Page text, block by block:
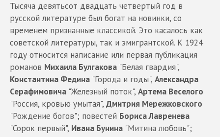
Тысяча девятьсот двадцать четвертый год в
русской литературе был богат на новинки, со
временем признанные классикой. Это касалось как
советской литературы, так и эмигрантской. К 1924
году относится написание или первая публикация
романов Михаила Булгакова "Белая гвардия",
Константина Федина "Города и годы", Александра
Серафимовича "Железный поток", Артема Веселого
"Россия, кровью умытая", Дмитрия Мережковского
"Рождение богов"; повестей Бориса Лавренева
"Сорок первый", Ивана Бунина "Митина любовь";